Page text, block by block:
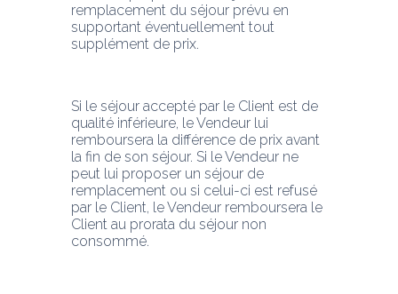
remplacement du séjour prévu en
supportant éventuellement tout
supplément de prix.
Si le séjour accepté par le Client est de
qualité inférieure, le Vendeur lui
remboursera la différence de prix avant
la fin de son séjour. Si le Vendeur ne
peut lui proposer un séjour de
remplacement ou si celui-ci est refusé
par le Client, le Vendeur remboursera le
Client au prorata du séjour non
consommé.